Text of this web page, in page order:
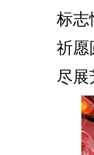
标志性
祈愿圆
尽展